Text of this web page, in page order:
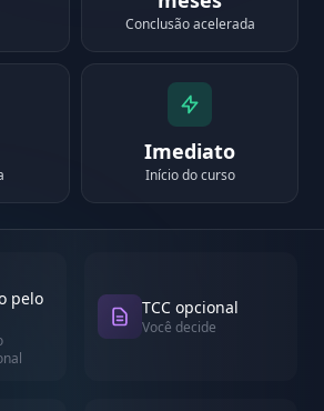
Conclusão acelerada
Imediato
Início do curso
pelo
TCC opcional
Você decide